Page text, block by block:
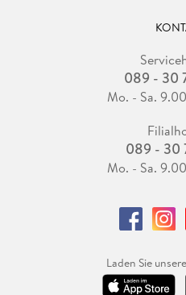
089 - 30
Mo. - Sa.
089 - 30
Mo. - Sa.
Laden Sie